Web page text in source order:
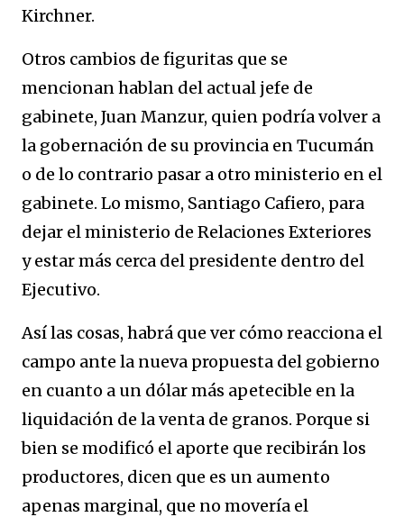
Kirchner.
Otros cambios de figuritas que se
mencionan hablan del actual jefe de
gabinete, Juan Manzur, quien podría volver a
la gobernación de su provincia en Tucumán
o de lo contrario pasar a otro ministerio en el
gabinete. Lo mismo, Santiago Cafiero, para
dejar el ministerio de Relaciones Exteriores
y estar más cerca del presidente dentro del
Ejecutivo.
Así las cosas, habrá que ver cómo reacciona el
campo ante la nueva propuesta del gobierno
en cuanto a un dólar más apetecible en la
liquidación de la venta de granos. Porque si
bien se modificó el aporte que recibirán los
productores, dicen que es un aumento
apenas marginal, que no movería el